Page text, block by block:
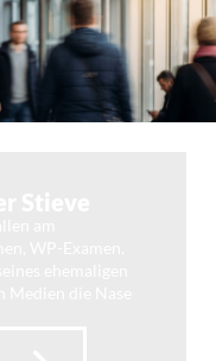
Stieve
am
WP-Examen.
ehemaligen
die Nase